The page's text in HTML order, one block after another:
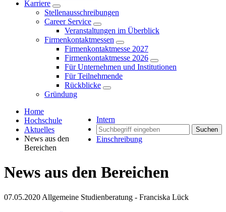
Karriere
Stellenausschreibungen
Career Service
Veranstaltungen im Überblick
Firmenkontaktmessen
Firmenkontaktmesse 2027
Firmenkontaktmesse 2026
Für Unternehmen und Institutionen
Für Teilnehmende
Rückblicke
Gründung
Intern
Suchen
Einschreibung
Home
Hochschule
Aktuelles
News aus den
Bereichen
News aus den Bereichen
07.05.2020 Allgemeine Studienberatung - Franciska Lück